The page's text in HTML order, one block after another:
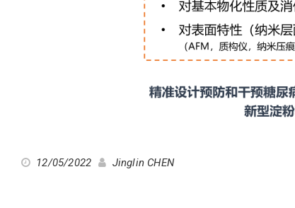
12/05/2022 Jinglin CHEN